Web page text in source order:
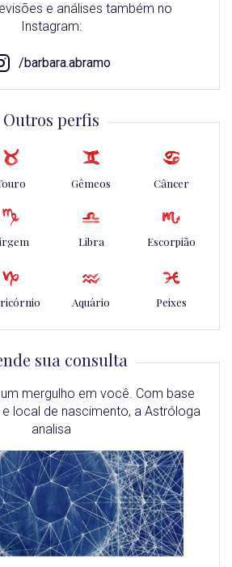
e análises também no
Instagram:
/barbara.abramo
Outros perfis
Gêmeos Câncer
Libra Escorpião
Aquário Peixes
sua consulta
mergulho em você. Com base
e local de nascimento, a Astróloga
analisa